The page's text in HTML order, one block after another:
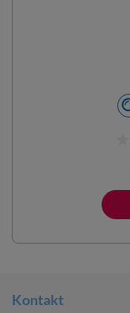
Kontakt